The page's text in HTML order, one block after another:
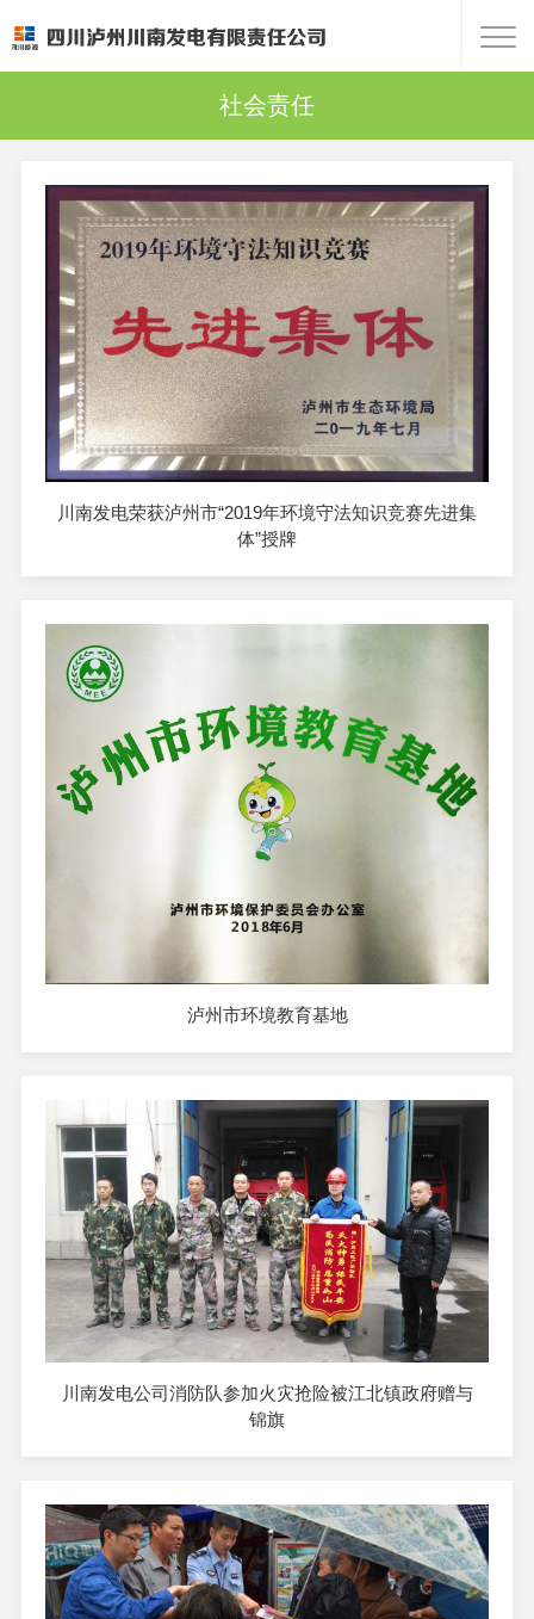
社会责任
川南发电荣获泸州市“2019年环境守法知识竞赛先进集
体”授牌
泸州市环境教育基地
川南发电公司消防队参加火灾抢险被江北镇政府赠与
锦旗